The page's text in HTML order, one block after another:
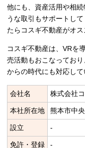
他にも、資産活用や相
うな取引もサポートし
たらコスギ不動産がオス
コスギ不動産は、VRを
売活動もおこなってお
からの時代にも対応し
会社名 株式会社
本社所在地 熊本市中
設立 ‐
免許・登録 ‐